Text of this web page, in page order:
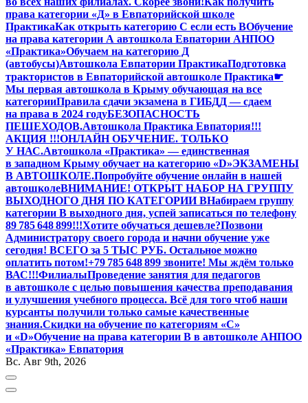
права категории «Д» в Евпаторийской школе
ПрактикаКак открыть категорию C если есть BОбучение
на права категории A автошкола Евпатории АНПОО
«Практика»Обучаем на категорию Д
(автобусы)Автошкола Евпатории ПрактикаПодготовка
трактористов в Евпаторийской автошколе Практика☛
Мы первая автошкола в Крыму обучающая на все
категорииПравила сдачи экзамена в ГИБДД — сдаем
на права в 2024 годуБЕЗОПАСНОСТЬ
ПЕШЕХОДОВ.Автошкола Практика Евпатория!!!
АКЦИЯ !!!ОНЛАЙН ОБУЧЕНИЕ. ТОЛЬКО
У НАС.Автошкола «Практика» — единственная
в западном Крыму обучает на категорию «D»ЭКЗАМЕНЫ
В АВТОШКОЛЕ.Попробуйте обучение онлайн в нашей
автошколеВНИМАНИЕ! ОТКРЫТ НАБОР НА ГРУППУ
ВЫХОДНОГО ДНЯ ПО КАТЕГОРИИ ВНабираем группу
категории В выходного дня, успей записаться по телефону
89 785 648 899!!!Хотите обучаться дешевле?Позвони
Администратору своего города и начни обучение уже
сегодня! ВСЕГО за 5 ТЫС РУБ. Остальное можно
оплатить потом!+79 785 648 899 звоните! Мы ждём только
ВАС!!!ФилиалыПроведение занятия для педагогов
в автошколе с целью повышения качества преподавания
и улучшения учебного процесса. Всё для того чтоб наши
курсанты получили только самые качественные
знания.Скидки на обучение по категориям «С»
и «D»Обучение на права категории B в автошколе АНПОО
«Практика» Евпатория
Вс. Авг 9th, 2026